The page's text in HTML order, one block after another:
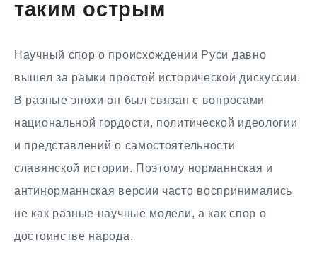
таким острым
Научный спор о происхождении Руси давно
вышел за рамки простой исторической дискуссии.
В разные эпохи он был связан с вопросами
национальной гордости, политической идеологии
и представлений о самостоятельности
славянской истории. Поэтому норманнская и
антинорманнская версии часто воспринимались
не как разные научные модели, а как спор о
достоинстве народа.